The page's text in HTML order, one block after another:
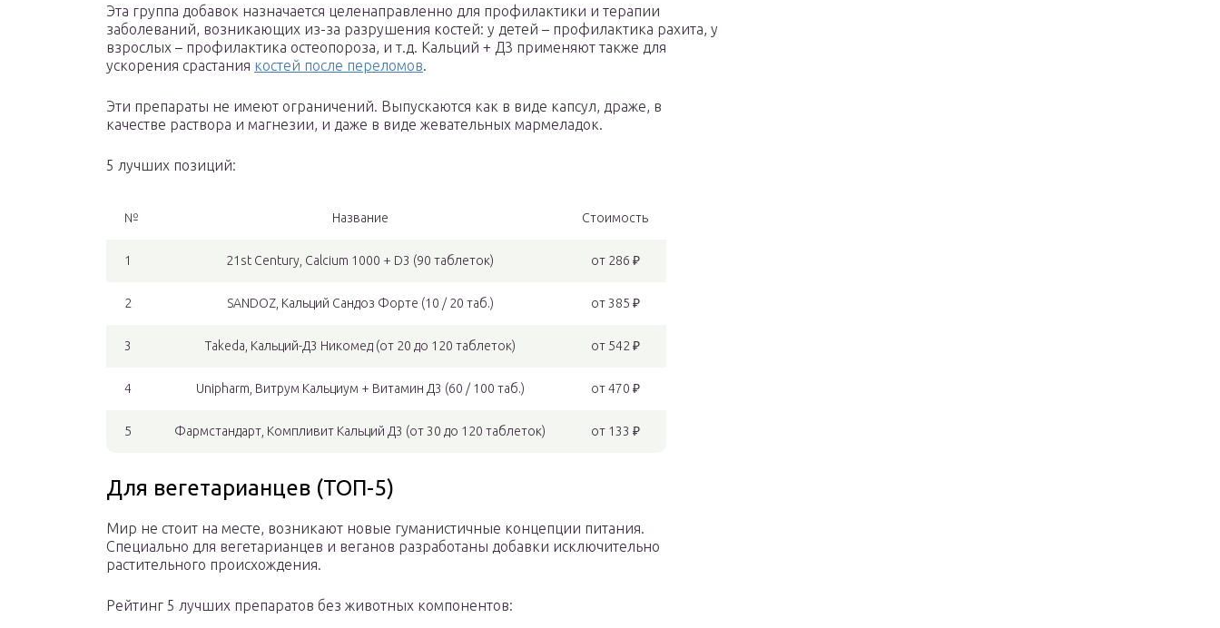
Эта группа добавок назначается целенаправленно для профилактики и терапии
заболеваний, возникающих из-за разрушения костей: у детей – профилактика рахита, у
взрослых – профилактика остеопороза, и т.д. Кальций + Д3 применяют также для
ускорения срастания костей после переломов.
Эти препараты не имеют ограничений. Выпускаются как в виде капсул, драже, в
качестве раствора и магнезии, и даже в виде жевательных мармеладок.
5 лучших позиций:
№ Название Стоимость
1 21st Century, Calcium 1000 + D3 (90 таблеток) от 286 ₽
2 SANDOZ, Кальций Сандоз Форте (10 / 20 таб.) от 385 ₽
3 Takeda, Кальций-Д3 Никомед (от 20 до 120 таблеток) от 542 ₽
4 Unipharm, Витрум Кальциум + Витамин Д3 (60 / 100 таб.) от 470 ₽
5 Фармстандарт, Компливит Кальций Д3 (от 30 до 120 таблеток) от 133 ₽
Для вегетарианцев (ТОП-5)
Мир не стоит на месте, возникают новые гуманистичные концепции питания.
Специально для вегетарианцев и веганов разработаны добавки исключительно
растительного происхождения.
Рейтинг 5 лучших препаратов без животных компонентов: